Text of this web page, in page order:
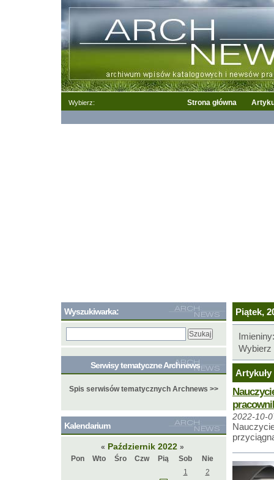
Wybierz: Strona główna
Piątek,
Wybierz
2022-10-
Wyszukiwarka:
Serwisy tematyczne Archnews
Spis serwisów tematycznych Archnews >>
Kalendarium
« Październik 2022 »
Pon
Wto Śro Czw Pią Sob
Nie
1
2